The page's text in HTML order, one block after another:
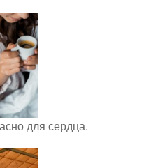
для сердца.